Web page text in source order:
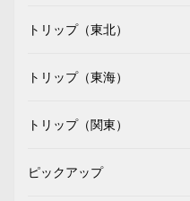
トリップ（東北）
トリップ（東海）
トリップ（関東）
ピックアップ